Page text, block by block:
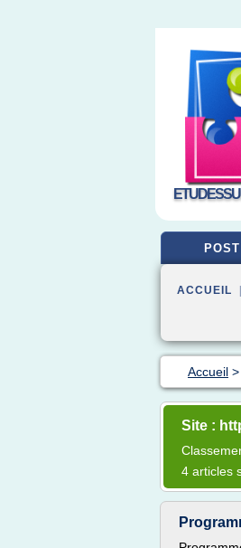
ACCUEIL
Accueil >
Site :
4 articles